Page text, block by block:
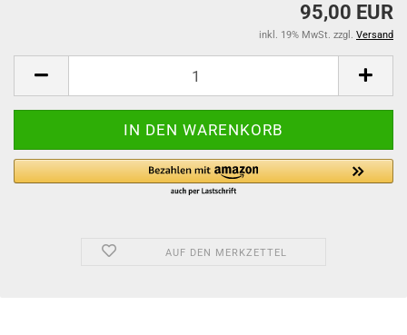
95,00 EUR
inkl. 19% MwSt. zzgl. Versand
AUF DEN MERKZETTEL